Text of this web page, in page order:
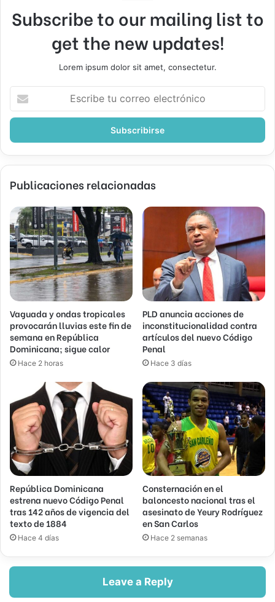
Subscribe to our mailing list to
get the new updates!
Lorem ipsum dolor sit amet, consectetur.
correo
Publicaciones relacionadas
Vaguada y ondas tropicales
provocarán lluvias este fin de
semana en República
Dominicana; sigue calor
Hace 2 horas
PLD anuncia acciones de
inconstitucionalidad contra
artículos del nuevo Código
Penal
Hace 3 días
República Dominicana
estrena nuevo Código Penal
tras 142 años de vigencia del
texto de 1884
Hace 4 días
Consternación en el
baloncesto nacional tras el
asesinato de Yeury Rodríguez
en San Carlos
Hace 2 semanas
Leave a Reply